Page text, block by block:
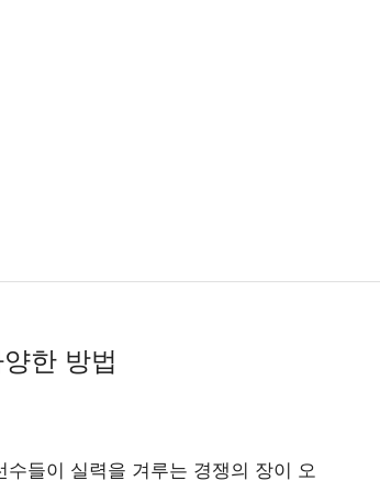
한 방법
들이 실력을 겨루는 경쟁의 장이 오